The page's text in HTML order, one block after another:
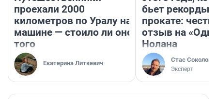
проехали 2000
километров по Уралу на
машине — стоило ли оно
того
Екатерина Литкевич
бьет рекорды в
прокате:
отзыв на
Нолана
Стас Соколов
Эксперт